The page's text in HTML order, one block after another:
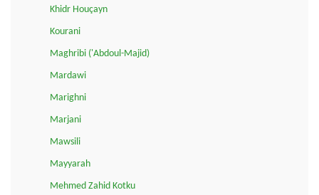
Khidr Houçayn
Kourani
Maghribi ('Abdoul-Majid)
Mardawi
Marighni
Marjani
Mawsili
Mayyarah
Mehmed Zahid Kotku